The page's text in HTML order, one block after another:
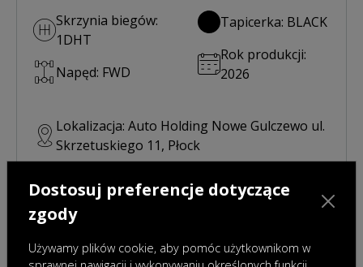
Skrzynia biegów:
1DHT
Napęd: FWD
Tapicerka: BLACK
Rok produkcji:
2026
Lokalizacja: Auto Holding Nowe Gulczewo ul.
Skrzetuskiego 11, Płock
136,500.00 zł *
Dostosuj preferencje dotyczące
zgody
Używamy plików cookie, aby pomóc użytkownikom w